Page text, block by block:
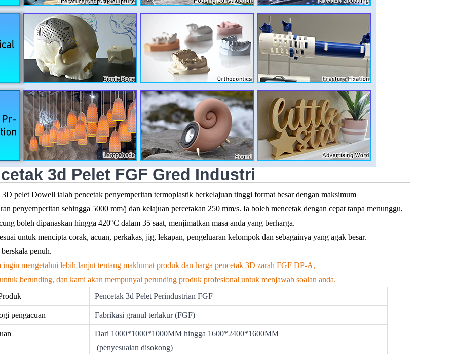
3d Pelet FGF Gred Industri
3D pelet Dowell ialah pencetak penyemperitan termoplastik berkelajuan tinggi format besar dengan maksimum
penyemperitan sehingga 5000 mm/j dan kelajuan percetakan 250 mm/s. Ia boleh mencetak dengan cepat tanpa menunggu,
boleh dipanaskan hingga 420°C dalam 35 saat, menjimatkan masa anda yang berharga.
untuk mencipta corak, acuan, perkakas, jig, lekapan, pengeluaran kelompok dan sebagainya yang agak besar.
penuh.
ingin mengetahui lebih lanjut tentang maklumat produk dan harga pencetak 3D zarah FGF DP-A,
berunding, dan kami akan mempunyai perunding produk profesional untuk menjawab soalan anda.
Pencetak 3d Pelet Perindustrian FGF
pengacuan Fabrikasi granul terlakur (FGF)
Dari 1000*1000*1000MM hingga 1600*2400*1600MM
(penyesuaian disokong)